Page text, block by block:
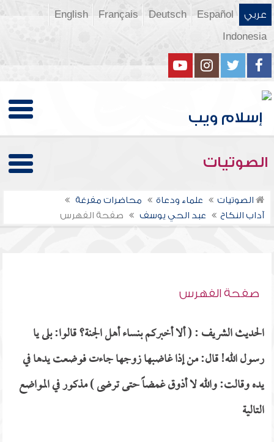
عربي Español
Deutsch
Français
English
Indonesia
الصوتيات
الصوتيات علماء ودعاة
محاضرات مفرغة
آداب النكاح
عبد الحي يوسف صفحة الفهرس
صفحة الفهرس
الحديث الشريف : ( ألا أخبركم بنساء أهل الجنة؟ قالوا: بلى يا
رسول الله! قال: من إذا غاضبها زوجها جاءت فوضعت يدها في
يده وقالت: والله لا أذوق غمضاً حتى ترضى ) مذكور في المواضع
التالية